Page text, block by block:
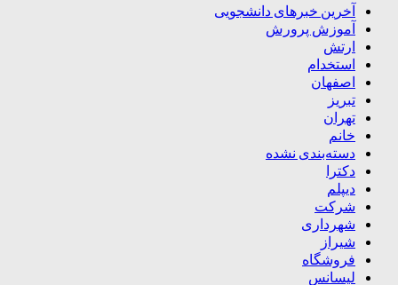
آخرین خبرهای دانشجویی
آموزش پرورش
ارتش
استخدام
اصفهان
تبریز
تهران
خانم
دسته‌بندی نشده
دکترا
دیپلم
شرکت
شهرداری
شیراز
فروشگاه
لیسانس